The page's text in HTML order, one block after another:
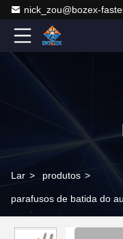
nick_zou@bozex-
Lar > produtos >
parafusos de batida do